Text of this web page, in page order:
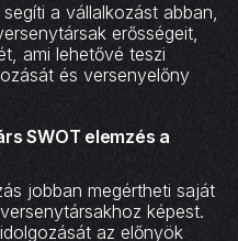
a vállalkozást abban,
erősségeit,
ami lehetővé teszi
és versenyelőny
SWOT elemzés a
jobban megértheti saját
képest.
az előnyök